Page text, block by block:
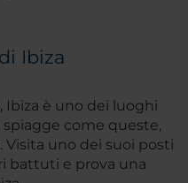
Ibiza
Ibiza è uno dei luoghi
come queste,
Visita uno dei suoi posti
battuti e prova una